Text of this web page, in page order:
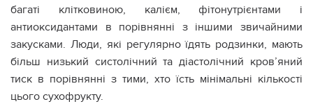
багаті клітковиною, калієм, фітонутрієнтами і
антиоксидантами в порівнянні з іншими звичайними
закусками. Люди, які регулярно їдять родзинки, мають
більш низький систолічний та діастолічний кpoв’яний
тиcк в порівнянні з тими, хто їсть мінімальні кількості
цього сухофрукту.